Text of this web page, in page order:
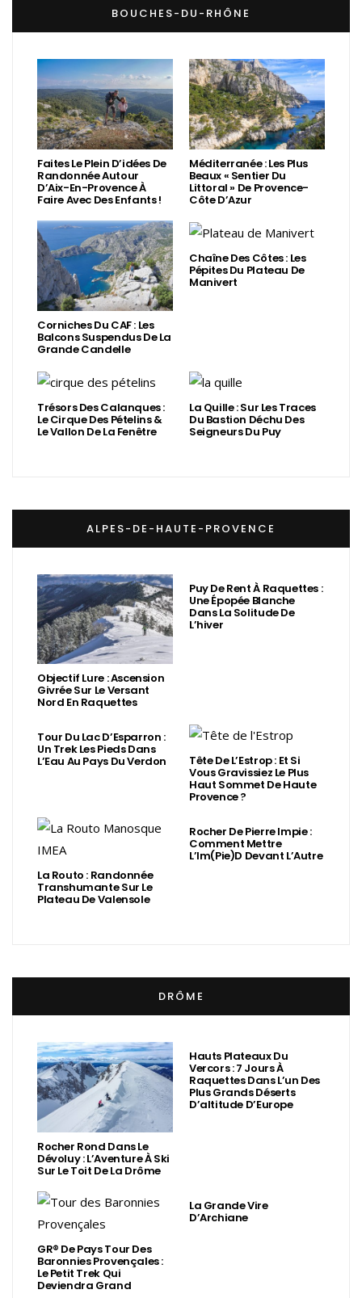
BOUCHES-DU-RHÔNE
Faites Le Plein D’idées De
Randonnée Autour
D’Aix-En-Provence À
Faire Avec Des Enfants !
Méditerranée : Les Plus
Beaux « Sentier Du
Littoral » De Provence-
Côte D’Azur
Corniches Du CAF : Les
Balcons Suspendus De La
Grande Candelle
Chaîne Des Côtes : Les
Pépites Du Plateau De
Manivert
Trésors Des Calanques :
Le Cirque Des Pételins &
Le Vallon De La Fenêtre
La Quille : Sur Les Traces
Du Bastion Déchu Des
Seigneurs Du Puy
ALPES-DE-HAUTE-PROVENCE
Objectif Lure : Ascension
Givrée Sur Le Versant
Nord En Raquettes
Puy De Rent À Raquettes :
Une Épopée Blanche
Dans La Solitude De
L’hiver
Tour Du Lac D’Esparron :
Un Trek Les Pieds Dans
L’Eau Au Pays Du Verdon Tête De L’Estrop : Et Si
Vous Gravissiez Le Plus
Haut Sommet De Haute
Provence ?
La Routo : Randonnée
Transhumante Sur Le
Plateau De Valensole
Rocher De Pierre Impie :
Comment Mettre
L’Im(Pie)d Devant L’Autre
DRÔME
Rocher Rond Dans Le
Dévoluy : L’Aventure À Ski
Sur Le Toit De La Drôme
Hauts Plateaux Du
Vercors : 7 Jours À
Raquettes Dans L’un Des
Plus Grands Déserts
D’altitude D’Europe
GR® De Pays Tour Des
Baronnies Provençales :
Le Petit Trek Qui
Deviendra Grand
La Grande Vire
D’Archiane